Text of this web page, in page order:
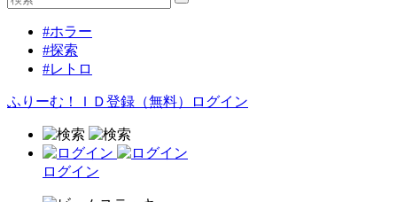
#ホラー
#探索
#レトロ
ふりーむ！ＩＤ登録（無料） ログイン
ログイン